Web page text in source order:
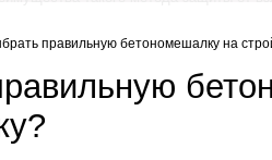
правильную бетономешалку на